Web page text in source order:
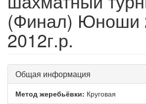
(Финал) Юноши
2012г.р.
Общая информация
Метод жеребьёвки: Круговая